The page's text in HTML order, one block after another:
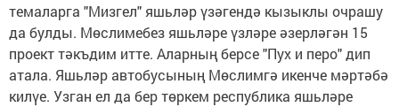
темаларга "Мизгел" яшьләр үзәгендә кызыклы очрашу
да булды. Мөслимебез яшьләре үзләре әзерләгән 15
проект тәкъдим итте. Аларның берсе "Пух и перо" дип
атала. Яшьләр автобусының Мөслимгә икенче мәртәбә
килүе. Узган ел да бер төркем республика яшьләре